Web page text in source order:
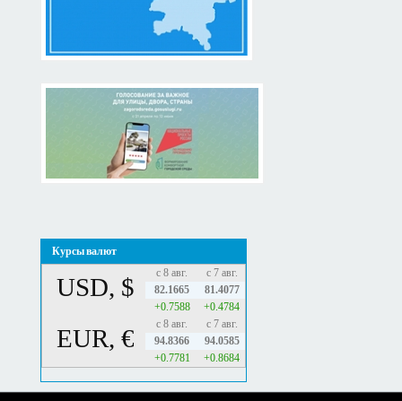
Курсы валют
USD, $ с 8 авг.
с 7 авг.
82.1665
81.4077
+0.7588
+0.4784
EUR, € с 8 авг.
с 7 авг.
94.8366
94.0585
+0.7781
+0.8684